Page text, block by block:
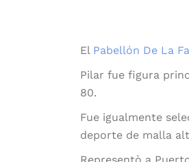
El Pabellón De La
Pilar fue figura
80.
Fue igualmente
deporte de malla